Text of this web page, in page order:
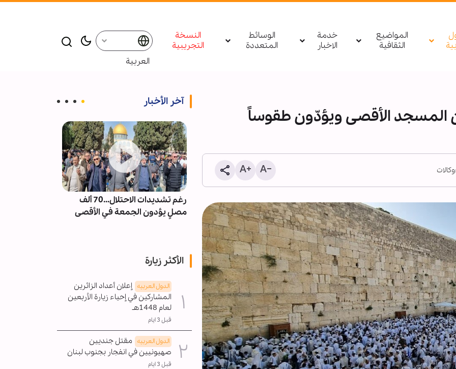
المواضيع
الثقافية
خدمة
الاخبار
الوسائط
المتعددة
النسخة
التجريبية
العربية
المسجد الأقصى ويؤدّون طقوساً
وكالات
آخر الأخبار
مصدر يمني: أي تحرك لقوات من
السعودية باتجاه اليمن أو العكس
سيتم استهدافه بشكل مباشر
رغم تشديدات الاحتلال...70 ألف
مصلٍ يؤدون الجمعة في الأقصى
الأكثر زيارة
الدول العربیه إعلان أعداد الزائرين
المشاركين في إحياء زيارة الأربعين
لعام 1448هـ
قبل 3 ايام
الدول العربیه مقتل جنديين
صهيونيين في انفجار بجنوب لبنان
قبل 3 ايام